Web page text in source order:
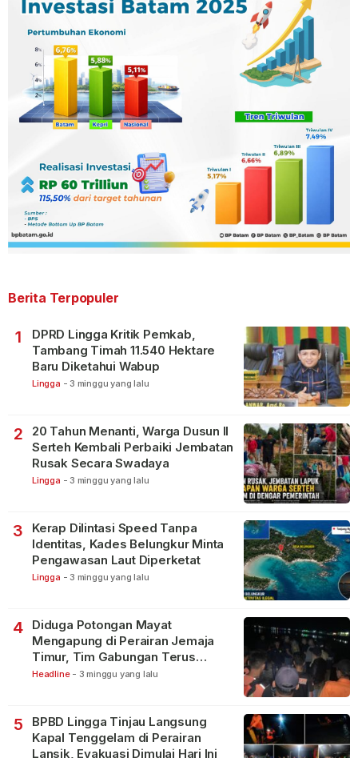
Berita Terpopuler
1
DPRD Lingga Kritik Pemkab,
Tambang Timah 11.540 Hektare
Baru Diketahui Wabup
Lingga - 3 minggu yang lalu
2
20 Tahun Menanti, Warga Dusun II
Serteh Kembali Perbaiki Jembatan
Rusak Secara Swadaya
Lingga - 3 minggu yang lalu
3
Kerap Dilintasi Speed Tanpa
Identitas, Kades Belungkur Minta
Pengawasan Laut Diperketat
Lingga - 3 minggu yang lalu
4
Diduga Potongan Mayat
Mengapung di Perairan Jemaja
Timur, Tim Gabungan Terus
Lakukan Pencarian
Headline - 3 minggu yang lalu
5
BPBD Lingga Tinjau Langsung
Kapal Tenggelam di Perairan
Lansik, Evakuasi Dimulai Hari Ini